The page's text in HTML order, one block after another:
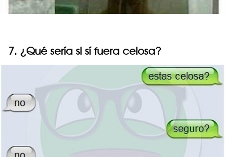
7. ¿Qué sería si sí fuera celosa?